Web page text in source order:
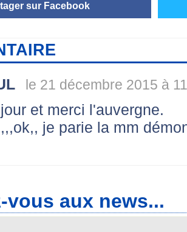
sur Facebook
le 21 décembre 2015 à
et merci l'auvergne.
je parie la mm
vous aux news...